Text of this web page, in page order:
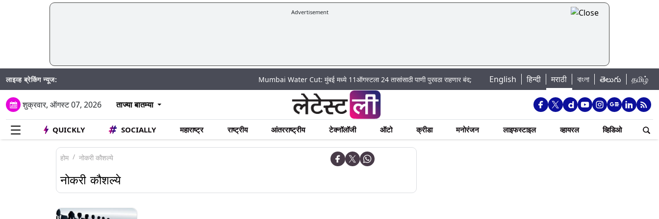
Advertisement
लाइव्ह ब्रेकिंग न्यूज: Mumbai Water Cut: मुंबई मध्ये 11ऑगस्टला 24 तासांसाठी पाणी पुरवठा राहणार बंद; पहा कुठे असेल पाणी बंद| Madhur Satta Matka: मधूर सट्टा मटका बद्दल काही
English हिन्दी मराठी বাংলা తెలుగు தமிழ்
शुक्रवार, ऑगस्ट 07, 2026 ताज्या बातम्या
QUICKLY SOCIALLY महाराष्ट्र राष्ट्रीय आंतरराष्ट्रीय टेक्नॉलॉजी ऑटो क्रीडा मनोरंजन लाइफस्टाइल व्हायरल व्हिडिओ
होम नोकरी कौशल्ये
नोकरी कौशल्ये